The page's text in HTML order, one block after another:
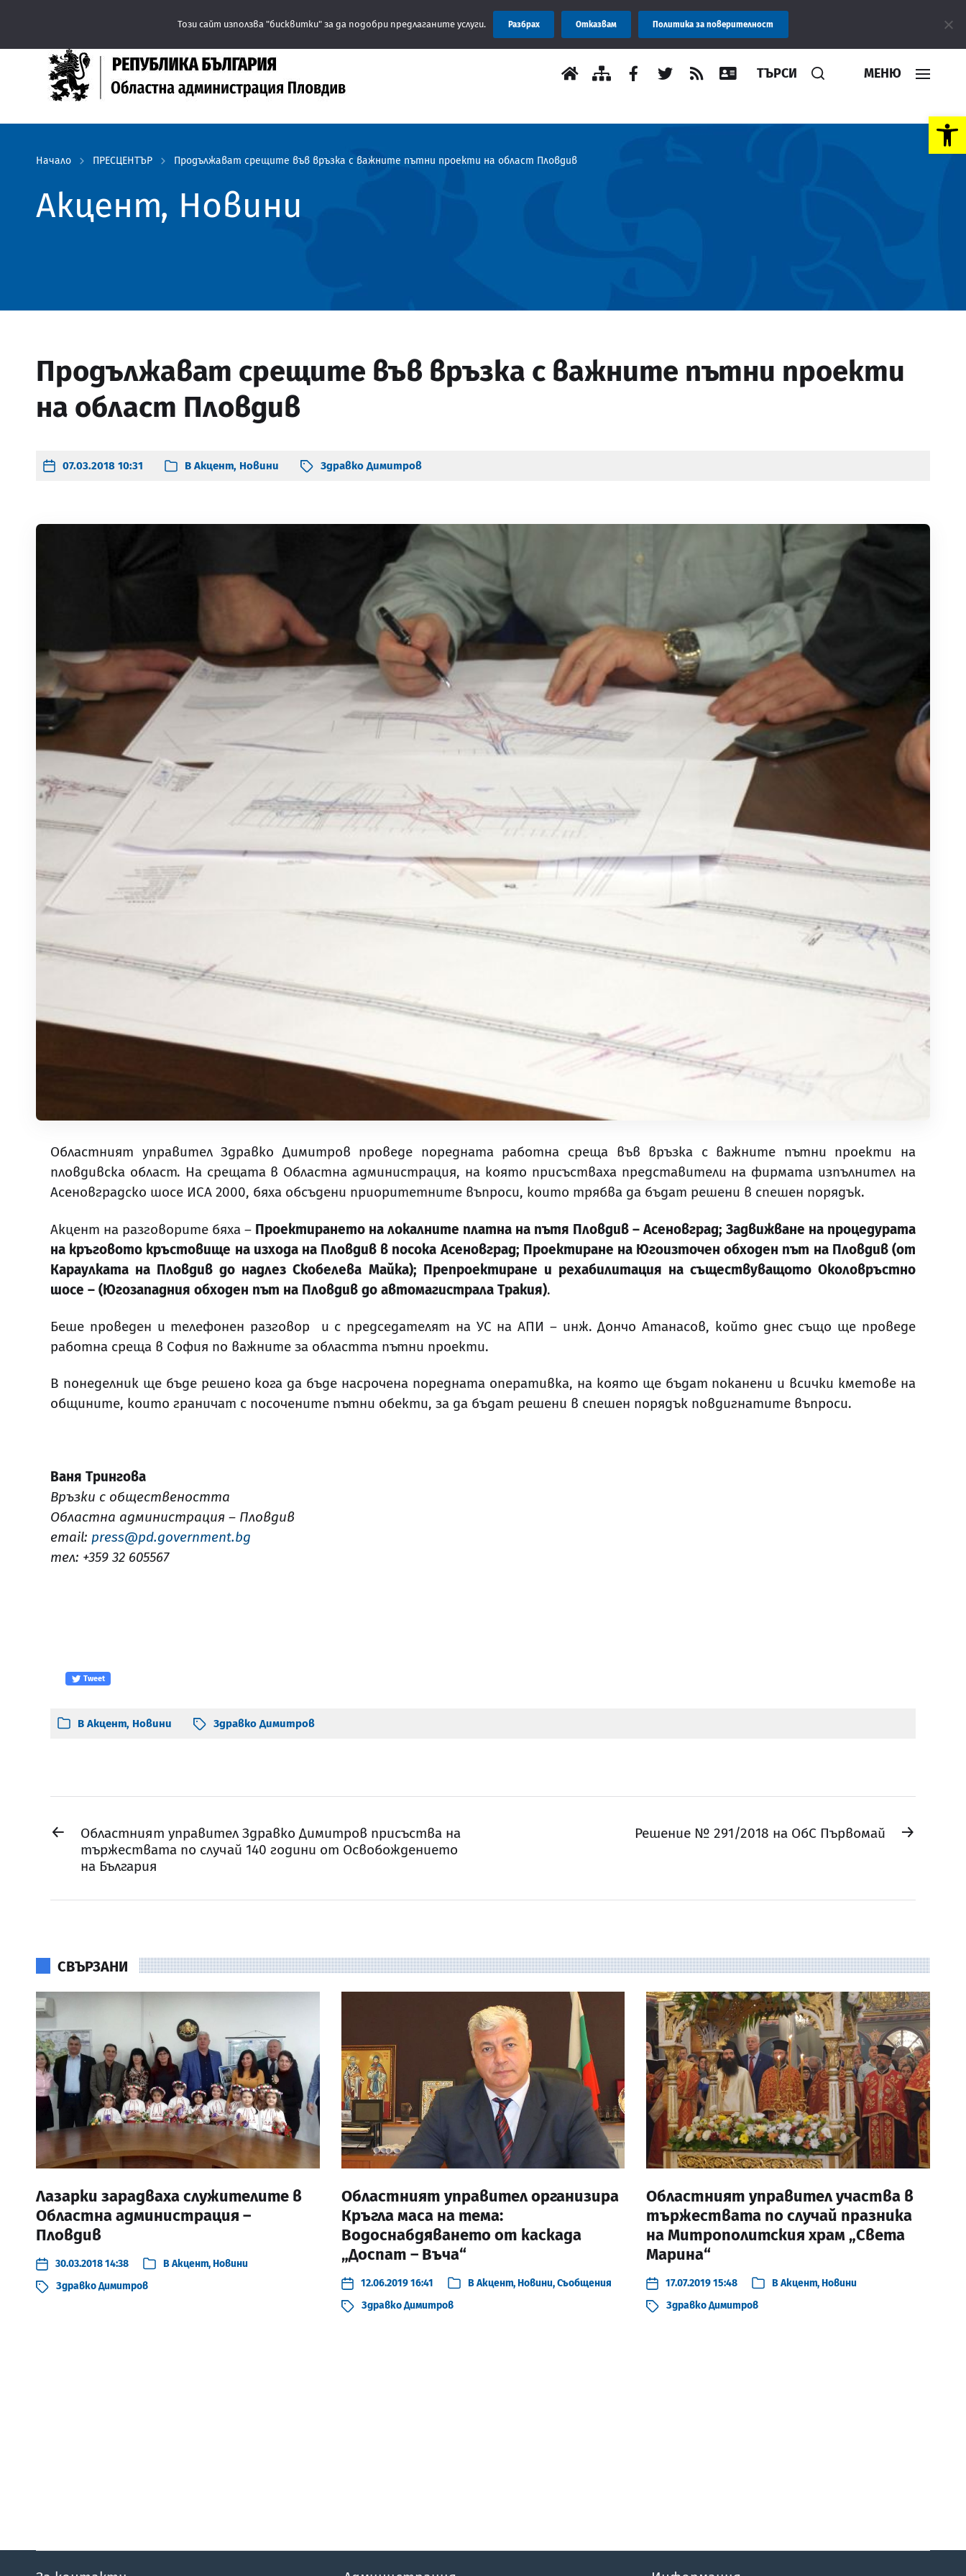
Open toolbar
Съобщение: Областна администрация Пловдив препоръчва
ТЪРСИ МЕНЮ
Начало ПРЕСЦЕНТЪР Продължават срещите във връзка с важните пътни проекти на област Пловдив
Акцент, Новини
Продължават срещите във връзка с важните пътни проекти
на област Пловдив
07.03.2018 10:31 В Акцент, Новини Здравко Димитров
Областният управител Здравко Димитров проведе поредната работна среща във връзка с важните пътни проекти на
пловдивска област. На срещата в Областна администрация, на която присъстваха представители на фирмата изпълнител на
Асеновградско шосе ИСА 2000, бяха обсъдени приоритетните въпроси, които трябва да бъдат решени в спешен порядък.
Акцент на разговорите бяха – Проектирането на локалните платна на пътя Пловдив – Асеновград; Задвижване на процедурата
на кръговото кръстовище на изхода на Пловдив в посока Асеновград; Проектиране на Югоизточен обходен път на Пловдив (от
Караулката на Пловдив до надлез Скобелева Майка); Препроектиране и рехабилитация на съществуващото Околовръстно
шосе – (Югозападния обходен път на Пловдив до автомагистрала Тракия).
Беше проведен и телефонен разговор и с председателят на УС на АПИ – инж. Дончо Атанасов, който днес също ще проведе
работна среща в София по важните за областта пътни проекти.
В понеделник ще бъде решено кога да бъде насрочена поредната оперативка, на която ще бъдат поканени и всички кметове на
общините, които граничат с посочените пътни обекти, за да бъдат решени в спешен порядък повдигнатите въпроси.
Ваня Трингова
Връзки с обществеността
Областна администрация – Пловдив
email: press@pd.government.bg
тел: +359 32 605567
Tweet
В Акцент, Новини Здравко Димитров
←
Областният управител Здравко Димитров присъства на
тържествата по случай 140 години от Освобождението
на България
→
Решение № 291/2018 на ОбС Първомай
СВЪРЗАНИ
Лазарки зарадваха служителите в
Областна администрация –
Пловдив
30.03.2018 14:38 ВАкцент,Новини
Здравко Димитров
Областният управител организира
Кръгла маса на тема:
Водоснабдяването от каскада
„Доспат – Въча“
12.06.2019 16:41 ВАкцент,Новини,Съобщения
Здравко Димитров
Областният управител участва в
тържествата по случай празника
на Митрополитския храм „Света
Марина“
17.07.2019 15:48 ВАкцент,Новини
Здравко Димитров
Този сайт използва "бисквитки" за да подобри предлаганите услуги. Разбрах Отказвам Политика за поверителност